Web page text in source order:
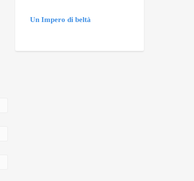
Un Impero di beltà